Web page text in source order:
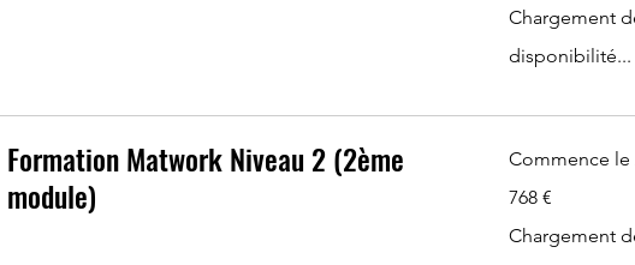
Chargement
disponibilité...
Formation Matwork Niveau 2 (2ème
module)
Commence le
euros
768 €
Chargement